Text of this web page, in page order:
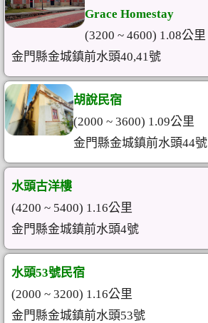
Grace Homestay
(3200 ~ 4600) 1.08公里
金門縣金城鎮前水頭40,41號
胡說民宿
(2000 ~ 3600) 1.09公里
金門縣金城鎮前水頭44號
水頭古洋樓
(4200 ~ 5400) 1.16公里
金門縣金城鎮前水頭4號
水頭53號民宿
(2000 ~ 3200) 1.16公里
金門縣金城鎮前水頭53號